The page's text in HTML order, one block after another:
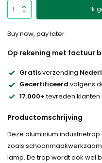
Ik
Buy now, pay later
Op rekening met factuur
Gratisverzending
Gecertificeerd volgens
17.000+tevreden klanten
Productomschrijving
Deze aluminium
zoals
lamp. De trap wordt ook wel